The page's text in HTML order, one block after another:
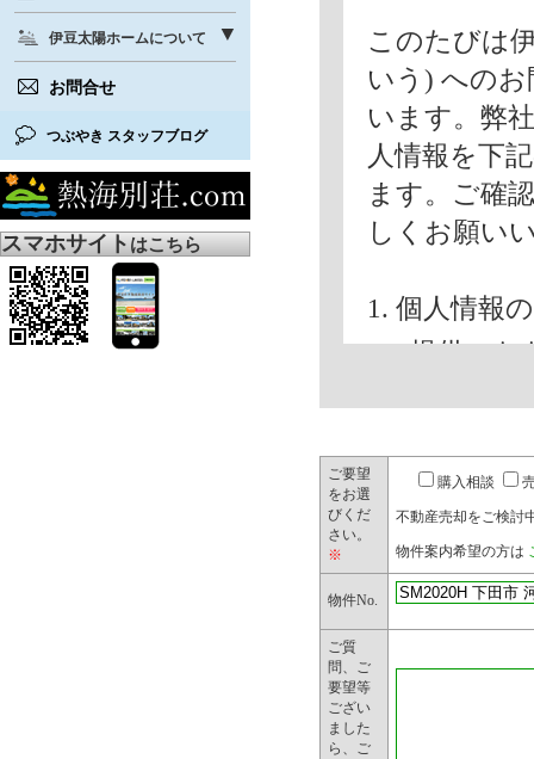
伊豆太陽ホームについて
お問合せ
つぶやき スタッフブログ
スマホサイトはこちら
このたびは
いう) への
います。弊
人情報を下
ます。ご確
しくお願い
1. 個人情報
ご提供いた
(2) 弊社主
郵送物な
お問合せ
弊社主催
物などによ
2. 個人情報
ご要望
をお選
びくだ
さい。
※
購入相談
不動産売却をご検討
物件案内希望の方は
物件No.
ご質
問、ご
要望等
ござい
ました
ら、ご